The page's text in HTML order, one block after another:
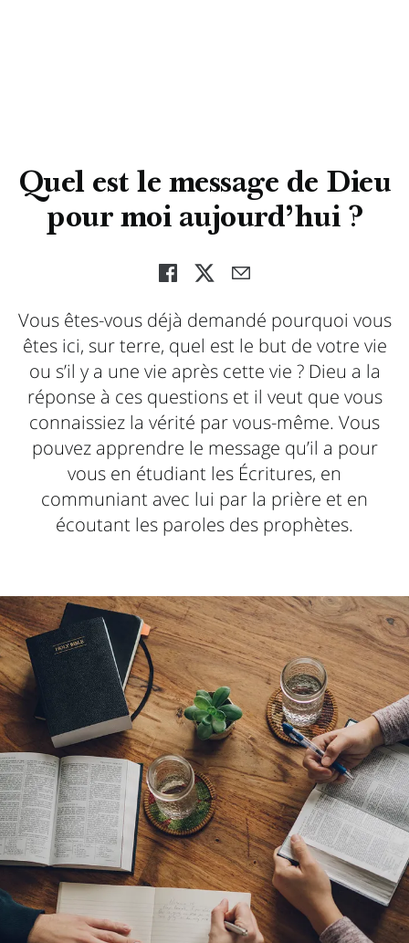
Quel est le message de Dieu
pour moi aujourd’hui ?
Vous êtes-vous déjà demandé pourquoi vous
êtes ici, sur terre, quel est le but de votre vie
ou s’il y a une vie après cette vie ? Dieu a la
réponse à ces questions et il veut que vous
connaissiez la vérité par vous-même. Vous
pouvez apprendre le message qu’il a pour
vous en étudiant les Écritures, en
communiant avec lui par la prière et en
écoutant les paroles des prophètes.